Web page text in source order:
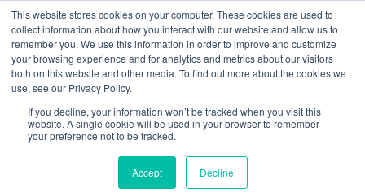
This website stores cookies on your computer. These cookies are used to
collect information about how you interact with our website and allow us to
remember you. We use this information in order to improve and customize
your browsing experience and for analytics and metrics about our visitors
both on this website and other media. To find out more about the cookies we
use, see our Privacy Policy.
If you decline, your information won’t be tracked when you visit this
website. A single cookie will be used in your browser to remember
your preference not to be tracked.
Accept Decline
NOTFALLPASS AUF DER
ARMBANDUHR